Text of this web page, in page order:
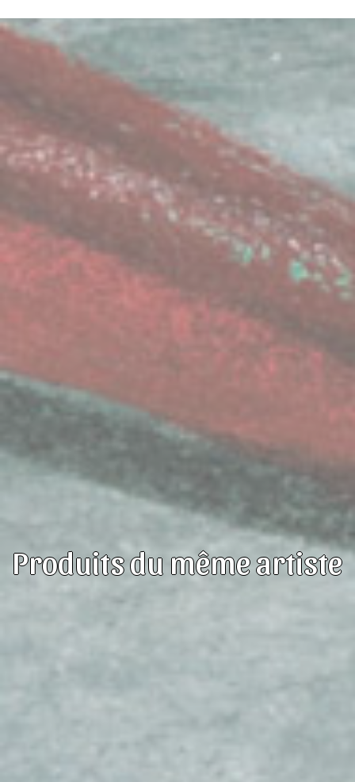
Produits du même artiste